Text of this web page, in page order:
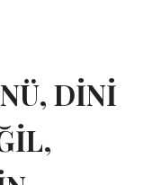
DİNİ